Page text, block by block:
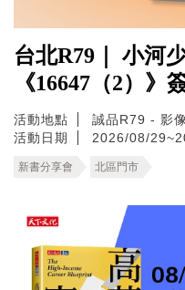
台北R79｜ 小河
《16647（2）
活動地點
誠品R79 - 影
活動日期
2026/08/
新書分享會 北區門市